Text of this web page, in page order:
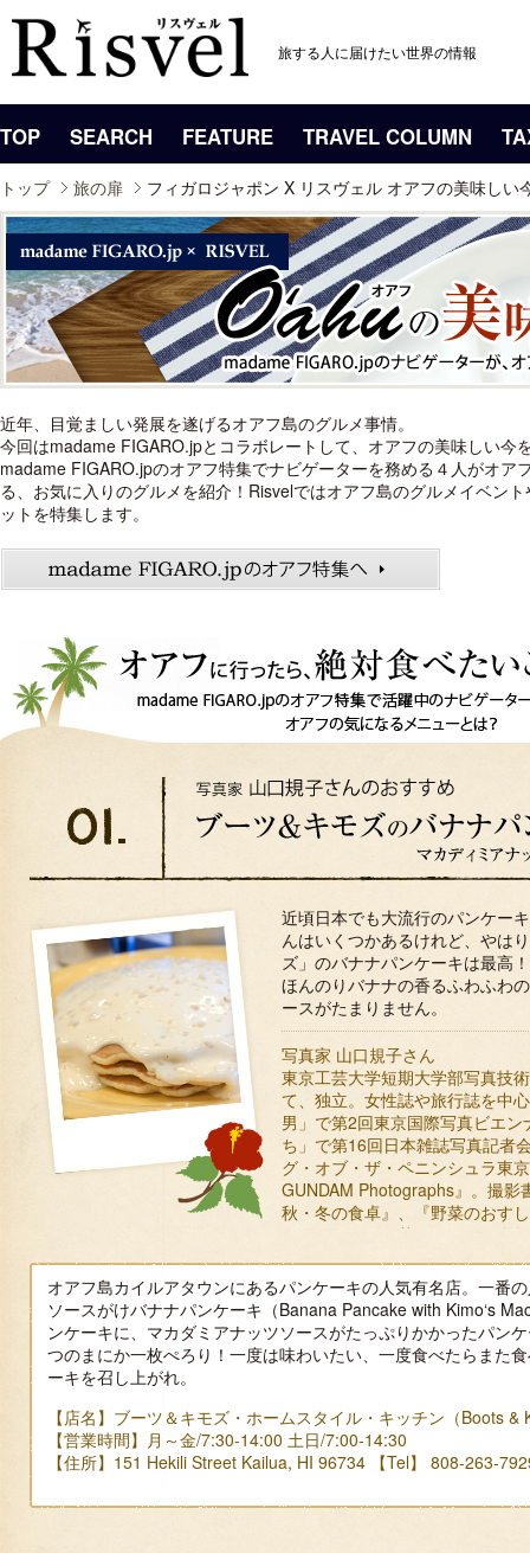
旅する人に届けたい世界の情報
TOP SEARCH FEATURE TRAVEL COLUMN
トップ 旅の扉 フィガロジャポン X リスヴェル オアフの美味し
近年、目覚ましい発展を遂げるオアフ島のグルメ事情。
今回はmadame FIGARO.jpとコラボレートして、オアフの美味しい今
madame FIGARO.jpのオアフ特集でナビゲーターを務める４人がオア
る、お気に入りのグルメを紹介！Risvelではオアフ島のグルメイベン
ットを特集します。
近頃日本でも大流行のパンケー
んはいくつかあるけれど、やは
ズ」のバナナパンケーキは最高！
ほんのりバナナの香るふわふわ
ースがたまりません。
写真家 山口規子さん
東京工芸大学短期大学部写真技
て、独立。女性誌や旅行誌を中
男」で第2回東京国際写真ビエ
ち」で第16回日本雑誌写真記者
グ・オブ・ザ・ペニンシュラ東
GUNDAM Photographs』。撮影
秋・冬の食卓』、『野菜のおす
ングしあわせの花飾り』など多
会会員。旅好き、猫好き、プリ
オアフ島カイルアタウンにあるパンケーキの人気有名店。一番
ソースがけバナナパンケーキ（Banana Pancake with Kimo‘s
ンケーキに、マカダミアナッツソースがたっぷりかかったパン
つのまにか一枚ぺろり！一度は味わいたい、一度食べたらまた
ーキを召し上がれ。
【店名】ブーツ＆キモズ・ホームスタイル・キッチン（Boots
【営業時間】月～金/7:30-14:00 土日/7:00-14:30
【住所】151 Hekili Street Kailua, HI 96734 【Tel】 808-263-
クアロア・